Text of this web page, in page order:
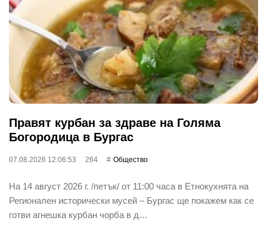
Правят курбан за здраве на Голяма
Богородица в Бургас
07.08.2026 12:06:53 264 Общество
На 14 август 2026 г. /петък/ от 11:00 часа в Етнокухнята на
Регионален исторически мусей – Бургас ще покажем как се
готви агнешка курбан чорба в д…